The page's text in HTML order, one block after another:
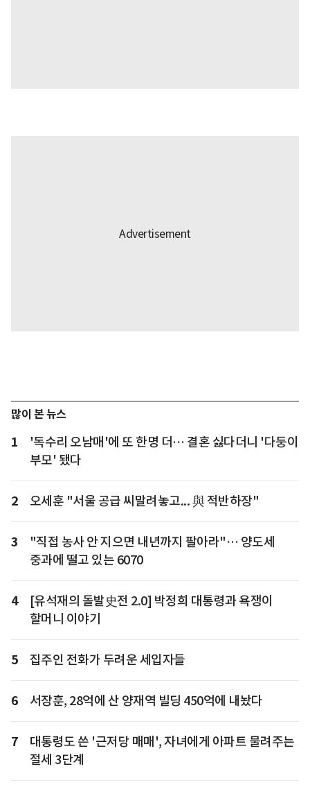
많이 본 뉴스
1
'독수리 오남매'에 또 한명 더… 결혼 싫다더니 '다둥이
부모' 됐다
2 오세훈 "서울 공급 씨말려놓고... 與 적반하장"
3
"직접 농사 안 지으면 내년까지 팔아라"… 양도세
중과에 떨고 있는 6070
4
[유석재의 돌발史전 2.0] 박정희 대통령과 욕쟁이
할머니 이야기
5 집주인 전화가 두려운 세입자들
6 서장훈, 28억에 산 양재역 빌딩 450억에 내놨다
7
대통령도 쓴 '근저당 매매', 자녀에게 아파트 물려주는
절세 3단계